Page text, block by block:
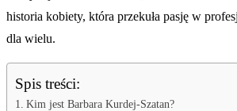
historia kobiety, która przekuła pasję w
dla wielu.
Spis treści:
Kim jest Barbara Kurdej-Szatan?